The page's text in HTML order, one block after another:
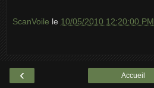
ScanVoile le 10/05/2010 12:20:00 PM
‹ Accueil